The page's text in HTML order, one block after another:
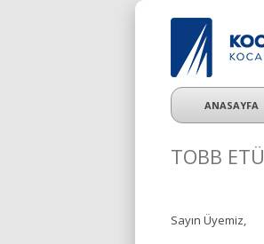
KSO 3500’ü
ANASAYFA
TOBB
Sayın Üyemiz,